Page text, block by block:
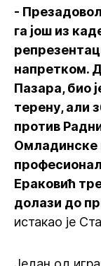
-
га још из
напретком.
Пазара, био
терену, али
против
Омладинске
Ераковић
долази до
истакао је